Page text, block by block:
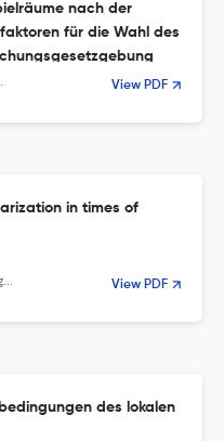
nach der
für die Wahl des
View PDF
in times of
View PDF
des lokalen